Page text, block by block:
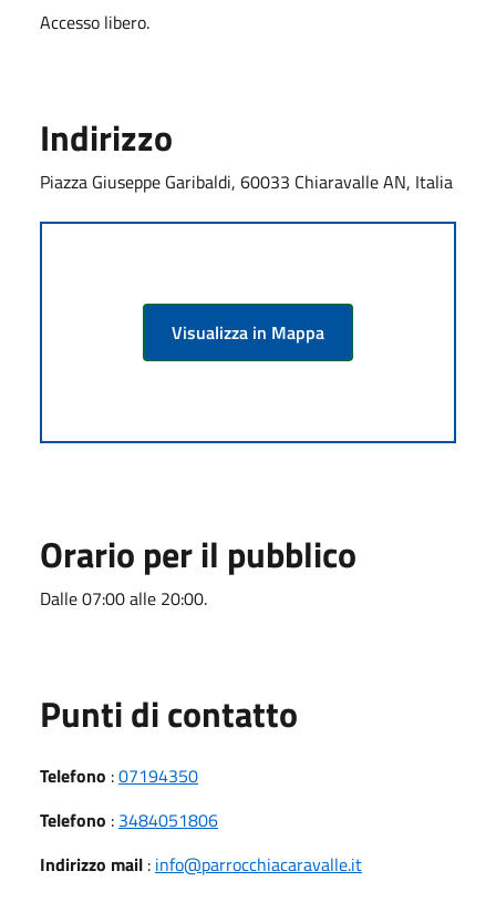
Accesso libero.
Indirizzo
Piazza Giuseppe Garibaldi, 60033 Chiaravalle AN, Italia
Visualizza in Mappa
Orario per il pubblico
Dalle 07:00 alle 20:00.
Punti di contatto
Telefono :07194350
Telefono : 3484051806
Indirizzo mail : info@parrocchiacaravalle.it